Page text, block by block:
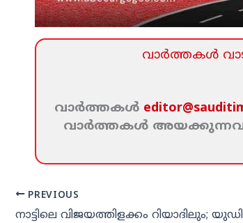
വാര്‍ത്തകള്‍
വാര്‍ത്തകള്‍
വാര്‍ത്തകള്‍
PREVIOUS